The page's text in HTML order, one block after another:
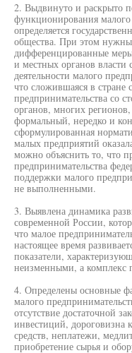
2. Выдвинуто и раскрыто
функционирования
определяется
общества. При этом
дифференцированные
и местных органов
деятельности малого
что сложившаяся в стране
предпринимательства со
органов, многих
формальный, нередко и
сформулированная
малых предприятий
можно объяснить то, что
предпринимательства
поддержки малого
не выполненными.
3. Выявлена динамика
современной России,
что малое
настоящее время
показатели,
неизменными, а комплекс
4. Определены основные
малого
отсутствие достаточной
инвестиций, дороговизна
средств, неплатежи,
приобретение сырья и